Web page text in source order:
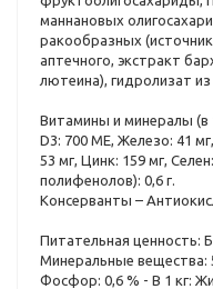
мaннановых
ракообразных
аптечного, экстракт
лютеина), гидролизат
Витамины и минералы (в
D3: 700 ME, Железо: 41
53 мг, Цинк: 159 мг,
полифенолов): 0,6 г.
Консерванты –
Питательная ценность:
Минеральные вещества:
Фосфор: 0,6 % - В 1 кг: